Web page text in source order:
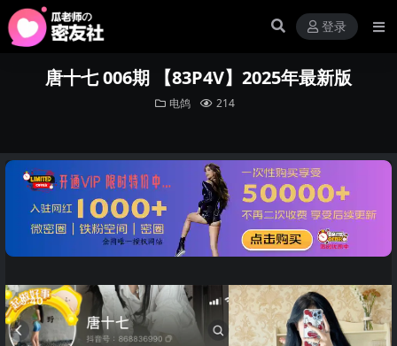
登录
唐十七 006期 【83P4V】2025年最新版
电鸽 214